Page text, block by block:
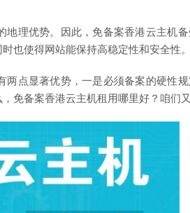
理优势。因此，免备案香港云主机备
也使得网站能保持高稳定性和安全性。
点显著优势，一是必须备案的硬性
免备案香港云主机租用哪里好？咱们